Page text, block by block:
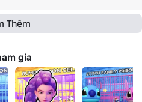
Thêm
gia